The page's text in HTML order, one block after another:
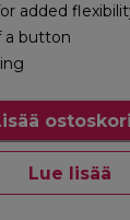
added
a button
Lue lisää